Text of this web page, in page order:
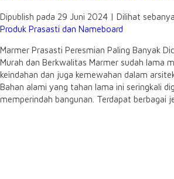
Dipublish pada 29 Juni 2024 | Dilihat
Produk Prasasti dan Nameboard
Marmer Prasasti Peresmian Paling Banyak
Murah dan Berkwalitas Marmer sudah lama
keindahan dan juga kemewahan dalam
Bahan alami yang tahan lama ini seringkali
memperindah bangunan. Terdapat berbagai